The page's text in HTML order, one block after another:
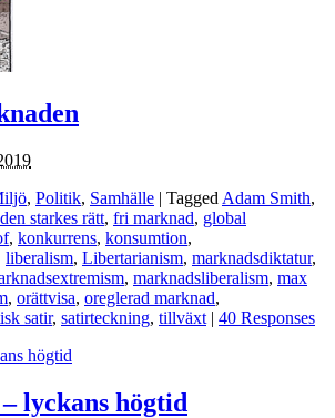
, Politik, Samhälle | Tagged Adam Smith,
den starkes rätt, fri marknad, global
, konkurrens, konsumtion,
liberalism, Libertarianism, marknadsdiktatur,
, marknadsliberalism, max
, orättvisa, oreglerad marknad,
satir, satirteckning, tillväxt | 40 Responses
lyckans högtid